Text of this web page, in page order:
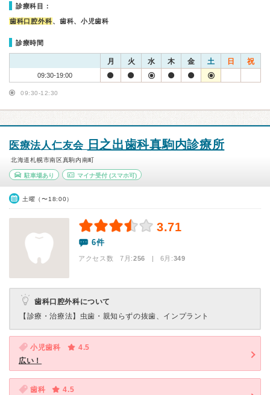
診療科目：
歯科口腔外科、歯科、小児歯科
診療時間
月 火 水 木 金 土 日 祝
09:30-19:00
09:30-12:30
医療法人仁友会 日之出歯科真駒内診療所
北海道札幌市南区真駒内南町
駐車場あり マイナ受付(スマホ可)
土曜（〜18:00）
3.71
6件
アクセス数 7月:256 | 6月:349
歯科口腔外科について
【診療・治療法】 虫歯・親知らずの抜歯、インプラント
小児歯科
4.5
広い！
歯科
4.5